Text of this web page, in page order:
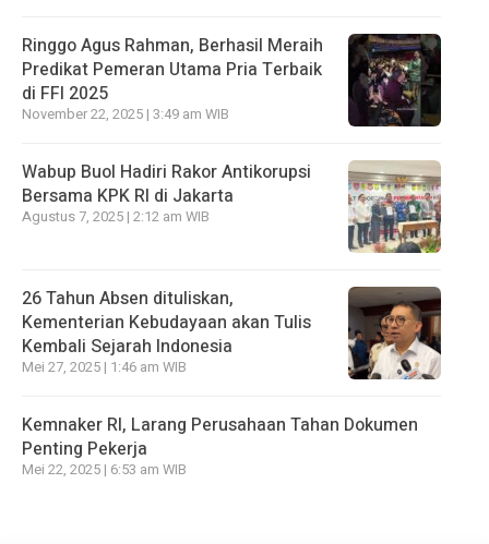
Ringgo Agus Rahman, Berhasil Meraih
Predikat Pemeran Utama Pria Terbaik
di FFI 2025
November 22, 2025 | 3:49 am WIB
Wabup Buol Hadiri Rakor Antikorupsi
Bersama KPK RI di Jakarta
Agustus 7, 2025 | 2:12 am WIB
26 Tahun Absen dituliskan,
Kementerian Kebudayaan akan Tulis
Kembali Sejarah Indonesia
Mei 27, 2025 | 1:46 am WIB
Kemnaker RI, Larang Perusahaan Tahan Dokumen
Penting Pekerja
Mei 22, 2025 | 6:53 am WIB